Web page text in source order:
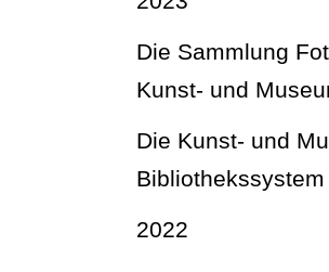
Die Sammlung
Kunst- und
Die Kunst- und
2022